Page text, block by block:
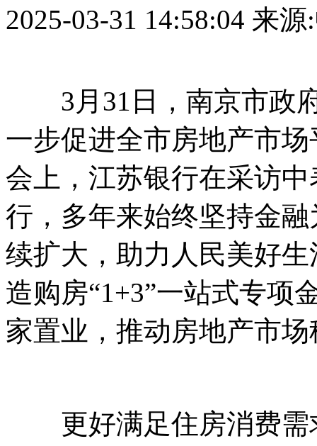
2025-03-31 14:58:04 来源
3月31日，南京市政府
一步促进全市房地产市
会上，江苏银行在采访
行，多年来始终坚持金
续扩大，助力人民美好
造购房“1+3”一站式专项
家置业，推动房地产市
更好满足住房消费需